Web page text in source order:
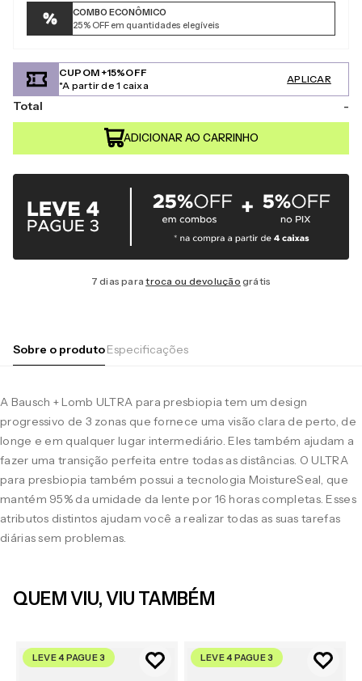
COMBO ECONÔMICO
25% OFF em quantidades elegíveis
CUPOM +15%OFF
*A partir de 1 caixa
APLICAR
Total -
7 dias paratroca ou devolução grátis
Sobre o produtoEspecificações
A Bausch + Lomb ULTRA para presbiopia tem um design
progressivo de 3 zonas que fornece uma visão clara de perto, de
longe e em qualquer lugar intermediário. Eles também ajudam a
fazer uma transição perfeita entre todas as distâncias. O ULTRA
para presbiopia também possui a tecnologia MoistureSeal, que
mantém 95% da umidade da lente por 16 horas completas. Esses
atributos distintos ajudam você a realizar todas as suas tarefas
diárias sem problemas.
QUEM VIU, VIU TAMBÉM
LEVE 4 PAGUE 3 LEVE 4 PAGUE 3